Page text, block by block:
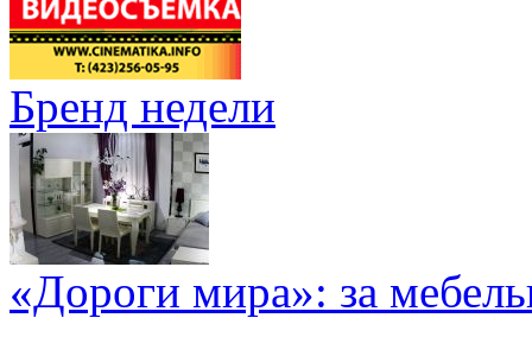
Бренд недели
«Дороги мира»: за